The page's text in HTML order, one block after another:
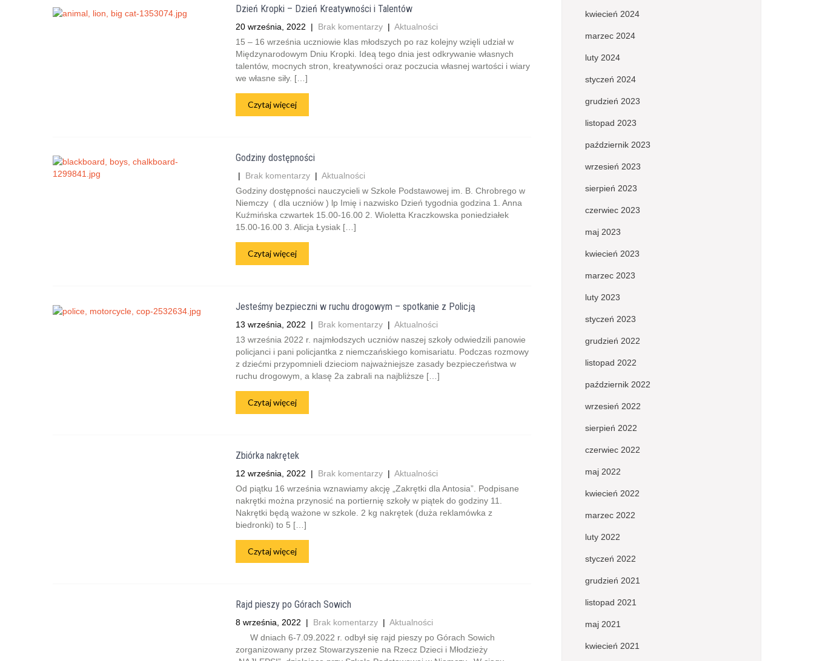
Dzień Kropki – Dzień Kreatywności i Talentów
20 września, 2022 | Brak komentarzy | Aktualności
15 – 16 września uczniowie klas młodszych po raz kolejny wzięli udział w
Międzynarodowym Dniu Kropki. Ideą tego dnia jest odkrywanie własnych
talentów, mocnych stron, kreatywności oraz poczucia własnej wartości i wiary
we własne siły. […]
Czytaj więcej
Godziny dostępności
| Brak komentarzy | Aktualności
Godziny dostępności nauczycieli w Szkole Podstawowej im. B. Chrobrego w
Niemczy ( dla uczniów ) lp Imię i nazwisko Dzień tygodnia godzina 1. Anna
Kuźmińska czwartek 15.00-16.00 2. Wioletta Kraczkowska poniedziałek
15.00-16.00 3. Alicja Łysiak […]
Czytaj więcej
Jesteśmy bezpieczni w ruchu drogowym – spotkanie z Policją
13 września, 2022 | Brak komentarzy | Aktualności
13 września 2022 r. najmłodszych uczniów naszej szkoły odwiedzili panowie
policjanci i pani policjantka z niemczańskiego komisariatu. Podczas rozmowy
z dziećmi przypomnieli dzieciom najważniejsze zasady bezpieczeństwa w
ruchu drogowym, a klasę 2a zabrali na najbliższe […]
Czytaj więcej
Zbiórka nakrętek
12 września, 2022 | Brak komentarzy | Aktualności
Od piątku 16 września wznawiamy akcję „Zakrętki dla Antosia”. Podpisane
nakrętki można przynosić na portiernię szkoły w piątek do godziny 11.
Nakrętki będą ważone w szkole. 2 kg nakrętek (duża reklamówka z
biedronki) to 5 […]
Czytaj więcej
Rajd pieszy po Górach Sowich
8 września, 2022 | Brak komentarzy | Aktualności
W dniach 6-7.09.2022 r. odbył się rajd pieszy po Górach Sowich
zorganizowany przez Stowarzyszenie na Rzecz Dzieci i Młodzieży
kwiecień 2024
marzec 2024
luty 2024
styczeń 2024
grudzień 2023
listopad 2023
październik 2023
wrzesień 2023
sierpień 2023
czerwiec 2023
maj 2023
kwiecień 2023
marzec 2023
luty 2023
styczeń 2023
grudzień 2022
listopad 2022
październik 2022
wrzesień 2022
sierpień 2022
czerwiec 2022
maj 2022
kwiecień 2022
marzec 2022
luty 2022
styczeń 2022
grudzień 2021
listopad 2021
maj 2021
kwiecień 2021